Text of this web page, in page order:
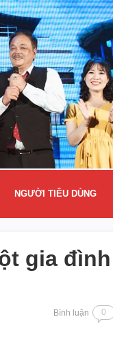
NGƯỜI TIÊU DÙNG
gia đình
Bình luận 0